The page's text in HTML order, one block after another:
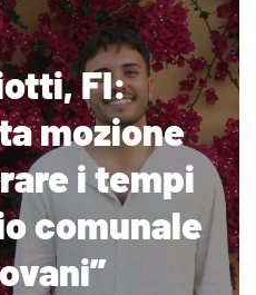
FI:
mozione
i tempi
comunale